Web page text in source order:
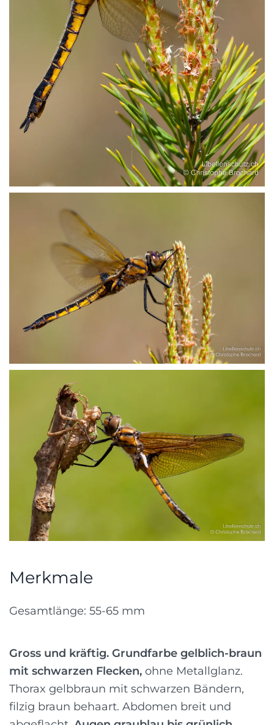
Merkmale
Gesamtlänge: 55-65 mm
Gross und kräftig. Grundfarbe gelblich-braun
mit schwarzen Flecken, ohne Metallglanz.
Thorax gelbbraun mit schwarzen Bändern,
filzig braun behaart. Abdomen breit und